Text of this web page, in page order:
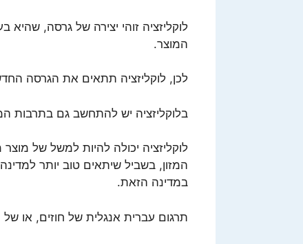
לוקליזציה זוהי יצירה של גרסה,
המוצר.
לכן, לוקליזציה תתאים את הגרסה
בלוקליזציה יש להתחשב גם בתרבות
לוקליזציה יכולה להיות למשל של
המזון, בשביל שיתאים טוב יותר
במדינה הזאת.
תרגום עברית אנגלית של חוזים, או